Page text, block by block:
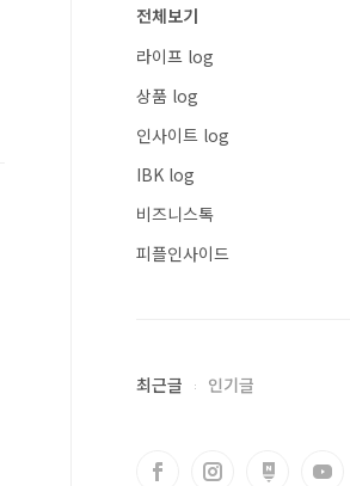
전체보기
라이프 log
상품 log
인사이트 log
IBK log
비즈니스톡
피플인사이드
최근글 인기글